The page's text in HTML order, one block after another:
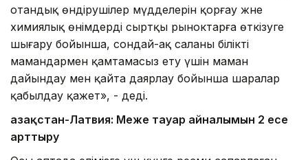
отандық өндірушілер мүдделерін қорғау және
химиялық өнімдерді сыртқы рыноктарға өткізуге
шығару бойынша, сондай-ақ саланы білікті
мамандармен қамтамасыз ету үшін маман
дайындау мен қайта даярлау бойынша шаралар
қабылдау қажет», - деді.
Қазақстан-Латвия: Меже тауар айналымын 2 есе
арттыру